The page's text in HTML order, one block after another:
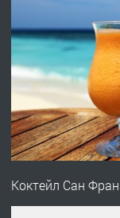
ПРЕДЛАГА
ПРЕДЛАГА
Коктейл Сан